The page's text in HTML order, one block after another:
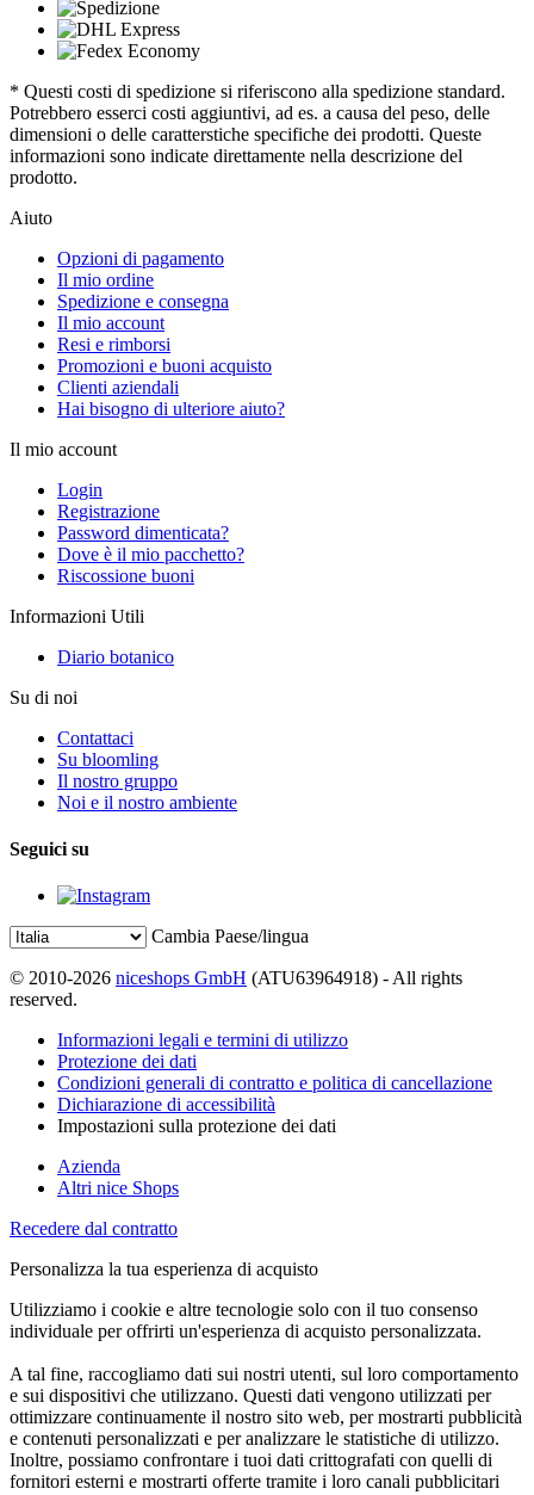
* Questi costi di spedizione si riferiscono alla spedizione standard.
Potrebbero esserci costi aggiuntivi, ad es. a causa del peso, delle
dimensioni o delle caratterstiche specifiche dei prodotti. Queste
informazioni sono indicate direttamente nella descrizione del
prodotto.
Aiuto
Opzioni di pagamento
Il mio ordine
Spedizione e consegna
Il mio account
Resi e rimborsi
Promozioni e buoni acquisto
Clienti aziendali
Hai bisogno di ulteriore aiuto?
Il mio account
Login
Registrazione
Password dimenticata?
Dove è il mio pacchetto?
Riscossione buoni
Informazioni Utili
Diario botanico
Su di noi
Contattaci
Su bloomling
Il nostro gruppo
Noi e il nostro ambiente
Seguici su
Cambia Paese/lingua
© 2010-2026 niceshops GmbH (ATU63964918) - All rights
reserved.
Informazioni legali e termini di utilizzo
Protezione dei dati
Condizioni generali di contratto e politica di cancellazione
Dichiarazione di accessibilità
Impostazioni sulla protezione dei dati
Azienda
Altri nice Shops
Recedere dal contratto
Personalizza la tua esperienza di acquisto
Utilizziamo i cookie e altre tecnologie solo con il tuo consenso
individuale per offrirti un'esperienza di acquisto personalizzata.
A tal fine, raccogliamo dati sui nostri utenti, sul loro comportamento
e sui dispositivi che utilizzano. Questi dati vengono utilizzati per
ottimizzare continuamente il nostro sito web, per mostrarti pubblicità
e contenuti personalizzati e per analizzare le statistiche di utilizzo.
Inoltre, possiamo confrontare i tuoi dati crittografati con quelli di
fornitori esterni e mostrarti offerte tramite i loro canali pubblicitari